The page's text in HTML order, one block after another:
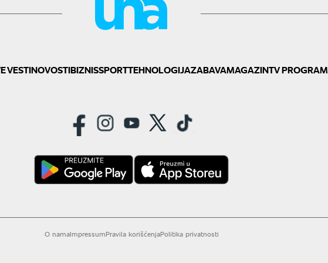
VESTINOVOSTIBIZNISSPORTTEHNOLOGIJAZABAVAMAGAZINTV PROGRAM
O namaImpressumPravila korišćenjaPolitika privatnosti